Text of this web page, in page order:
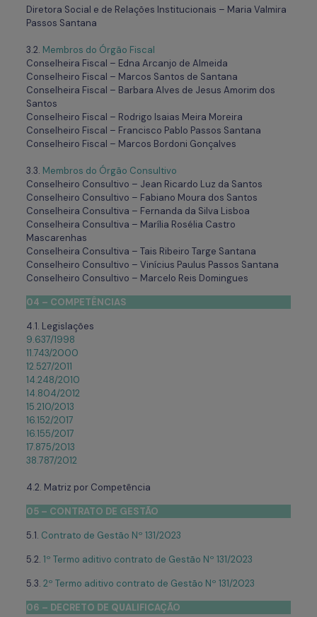
Diretora Social e de Relações Institucionais – Maria Valmira
Passos Santana
3.2. Membros do Órgão Fiscal
Conselheira Fiscal – Edna Arcanjo de Almeida
Conselheiro Fiscal – Marcos Santos de Santana
Conselheira Fiscal – Barbara Alves de Jesus Amorim dos
Santos
Conselheiro Fiscal – Rodrigo Isaias Meira Moreira
Conselheiro Fiscal – Francisco Pablo Passos Santana
Conselheiro Fiscal – Marcos Bordoni Gonçalves
3.3. Membros do Órgão Consultivo
Conselheiro Consultivo – Jean Ricardo Luz da Santos
Conselheiro Consultivo – Fabiano Moura dos Santos
Conselheira Consultiva – Fernanda da Silva Lisboa
Conselheira Consultiva – Marília Rosélia Castro
Mascarenhas
Conselheira Consultiva – Tais Ribeiro Targe Santana
Conselheiro Consultivo – Vinícius Paulus Passos Santana
Conselheiro Consultivo – Marcelo Reis Domingues
04 – COMPETÊNCIAS
4.1. Legislações
9.637/1998
11.743/2000
12.527/2011
14.248/2010
14.804/2012
15.210/2013
16.152/2017
16.155/2017
17.875/2013
38.787/2012
4.2. Matriz por Competência
05 – CONTRATO DE GESTÃO
5.1. Contrato de Gestão Nº 131/2023
5.2. 1º Termo aditivo contrato de Gestão Nº 131/2023
5.3. 2º Termo aditivo contrato de Gestão Nº 131/2023
06 – DECRETO DE QUALIFICAÇÃO